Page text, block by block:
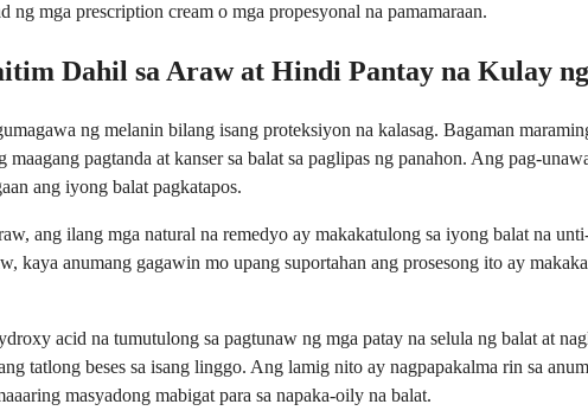
mga prescription cream o mga propesyonal na pamamaraan.
Dahil sa Araw at Hindi Pantay na Kulay
ng melanin bilang isang proteksiyon na kalasag. Bagaman
pagtanda at kanser sa balat sa paglipas ng panahon. Ang pag-
ang iyong balat pagkatapos.
ang ilang mga natural na remedyo ay makakatulong sa iyong balat na
kaya anumang gagawin mo upang suportahan ang prosesong ito ay
acid na tumutulong sa pagtunaw ng mga patay na selula ng balat at
tatlong beses sa isang linggo. Ang lamig nito ay nagpapakalma rin sa
masyadong mabigat para sa napaka-oily na balat.